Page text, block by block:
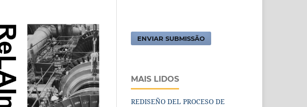
ENVIAR SUBMISSÃO
MAIS LIDOS
REDISEÑO DEL PROCESO DE